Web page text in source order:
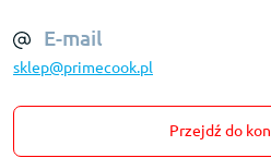
E-mail
sklep@primecook.pl
Przejdź do